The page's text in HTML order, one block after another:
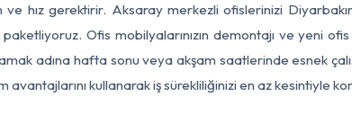
ve hız gerektirir. Aksaray merkezli ofislerinizi
Ofis mobilyalarınızın demontajı ve yeni
adına hafta sonu veya akşam saatlerinde esnek
avantajlarını kullanarak iş sürekliliğinizi en az kesintiyle